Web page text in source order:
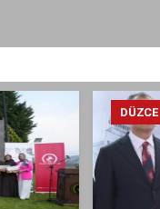
DÜZCE